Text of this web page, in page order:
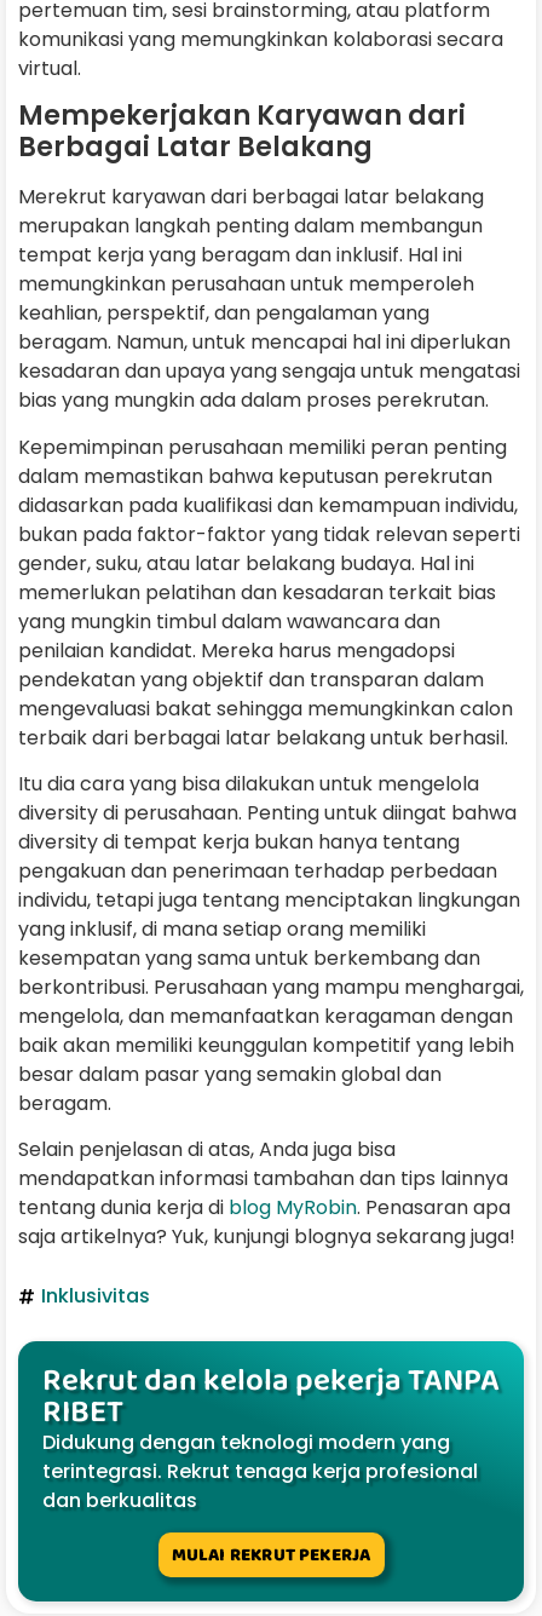
pertemuan tim, sesi brainstorming, atau platform
komunikasi yang memungkinkan kolaborasi secara
virtual.
Mempekerjakan Karyawan dari
Berbagai Latar Belakang
Merekrut karyawan dari berbagai latar belakang
merupakan langkah penting dalam membangun
tempat kerja yang beragam dan inklusif. Hal ini
memungkinkan perusahaan untuk memperoleh
keahlian, perspektif, dan pengalaman yang
beragam. Namun, untuk mencapai hal ini diperlukan
kesadaran dan upaya yang sengaja untuk mengatasi
bias yang mungkin ada dalam proses perekrutan.
Kepemimpinan perusahaan memiliki peran penting
dalam memastikan bahwa keputusan perekrutan
didasarkan pada kualifikasi dan kemampuan individu,
bukan pada faktor-faktor yang tidak relevan seperti
gender, suku, atau latar belakang budaya. Hal ini
memerlukan pelatihan dan kesadaran terkait bias
yang mungkin timbul dalam wawancara dan
penilaian kandidat. Mereka harus mengadopsi
pendekatan yang objektif dan transparan dalam
mengevaluasi bakat sehingga memungkinkan calon
terbaik dari berbagai latar belakang untuk berhasil.
Itu dia cara yang bisa dilakukan untuk mengelola
diversity di perusahaan. Penting untuk diingat bahwa
diversity di tempat kerja bukan hanya tentang
pengakuan dan penerimaan terhadap perbedaan
individu, tetapi juga tentang menciptakan lingkungan
yang inklusif, di mana setiap orang memiliki
kesempatan yang sama untuk berkembang dan
berkontribusi. Perusahaan yang mampu menghargai,
mengelola, dan memanfaatkan keragaman dengan
baik akan memiliki keunggulan kompetitif yang lebih
besar dalam pasar yang semakin global dan
beragam.
Selain penjelasan di atas, Anda juga bisa
mendapatkan informasi tambahan dan tips lainnya
tentang dunia kerja di blog MyRobin. Penasaran apa
saja artikelnya? Yuk, kunjungi blognya sekarang juga!
Inklusivitas
Rekrut dan kelola pekerja TANPA
RIBET
Didukung dengan teknologi modern yang
terintegrasi. Rekrut tenaga kerja profesional
dan berkualitas
MULAI REKRUT PEKERJA